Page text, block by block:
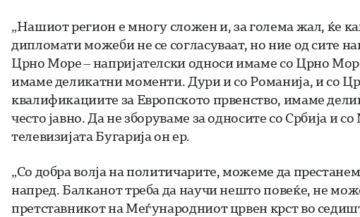
„Нашиот регион е многу сложен и, за голема жал, ќе
дипломати можеби не се согласуваат, но ние од сите
Црно Море – напријателски односи имаме со Црно
имаме деликатни моменти. Дури и со Романија, и со
квалификациите за Европското првенство, имаме
често јавно. Да не зборуваме за односите со Србија и
телевизијата Бугарија он ер.
„Со добра волја на политичарите, можеме да
напред. Балканот треба да научи нешто повеќе, не
претставникот на Меѓународниот црвен крст во